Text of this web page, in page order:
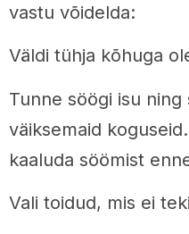
vastu võidelda:
Väldi tühja kõhuga
Tunne söögi isu
väiksemaid
kaaluda söömist
Vali toidud, mis ei